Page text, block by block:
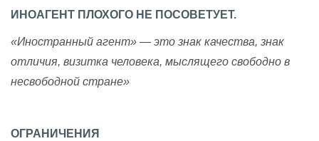
ИНОАГЕНТ ПЛОХОГО НЕ ПОСОВЕТУЕТ.
«Иностранный агент» — это знак качества, знак
отличия, визитка человека, мыслящего свободно в
несвободной стране»
ОГРАНИЧЕНИЯ